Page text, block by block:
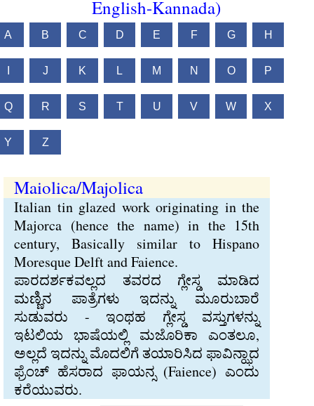
English-Kannada)
A B C D E F G H
J K L M N O P
Q R S T U V W X
Y Z
Maiolica/Majolica
Italian tin glazed work originating in the
Majorca (hence the name) in the 15th
century, Basically similar to Hispano
Moresque Delft and Faience.
ಪಾರದರ್ಶಕವಲ್ಲದ ತವರದ ಗ್ಲೇಸ್ಡ ಮಾಡಿದ
ಮಣ್ಣಿನ ಪಾತ್ರೆಗಳು ಇದನ್ನು ಮೂರುಬಾರೆ
ಸುಡುವರು - ಇಂಥಹ ಗ್ಲೇಸ್ಡ ವಸ್ತುಗಳನ್ನು
ಇಟಲಿಯ ಭಾಷೆಯಲ್ಲಿ ಮಜೊರಿಕಾ ಎಂತಲೂ,
ಅಲ್ಲದೆ ಇದನ್ನು ಮೊದಲಿಗೆ ತಯಾರಿಸಿದ ಫಾವಿನ್ಝಾದ
ಫ್ರೆಂಚ್ ಹೆಸರಾದ ಫಾಯನ್ಸ (Faience) ಎಂದು
ಕರೆಯುವರು.